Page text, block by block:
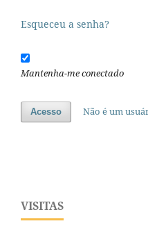
Esqueceu a senha?
Mantenha-me conectado
Acesso Não é um
VISITAS